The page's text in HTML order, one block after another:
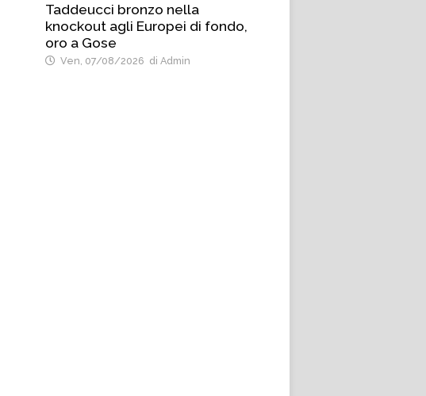
Taddeucci bronzo nella
knockout agli Europei di fondo,
oro a Gose
Ven, 07/08/2026 di Admin